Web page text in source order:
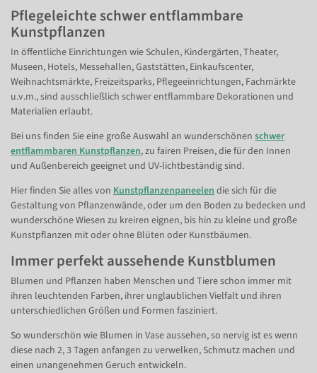
Pflegeleichte schwer entflammbare
Kunstpflanzen
In öffentliche Einrichtungen wie Schulen, Kindergärten, Theater,
Museen, Hotels, Messehallen, Gaststätten, Einkaufscenter,
Weihnachtsmärkte, Freizeitsparks, Pflegeeinrichtungen, Fachmärkte
u.v.m., sind ausschließlich schwer entflammbare Dekorationen und
Materialien erlaubt.
Bei uns finden Sie eine große Auswahl an wunderschönen schwer
entflammbaren Kunstpflanzen, zu fairen Preisen, die für den Innen
und Außenbereich geeignet und UV-lichtbeständig sind.
Hier finden Sie alles von Kunstpflanzenpaneelen die sich für die
Gestaltung von Pflanzenwände, oder um den Boden zu bedecken und
wunderschöne Wiesen zu kreiren eignen, bis hin zu kleine und große
Kunstpflanzen mit oder ohne Blüten oder Kunstbäumen.
Immer perfekt aussehende Kunstblumen
Blumen und Pflanzen haben Menschen und Tiere schon immer mit
ihren leuchtenden Farben, ihrer unglaublichen Vielfalt und ihren
unterschiedlichen Größen und Formen fasziniert.
So wunderschön wie Blumen in Vase aussehen, so nervig ist es wenn
diese nach 2, 3 Tagen anfangen zu verwelken, Schmutz machen und
einen unangenehmen Geruch entwickeln.